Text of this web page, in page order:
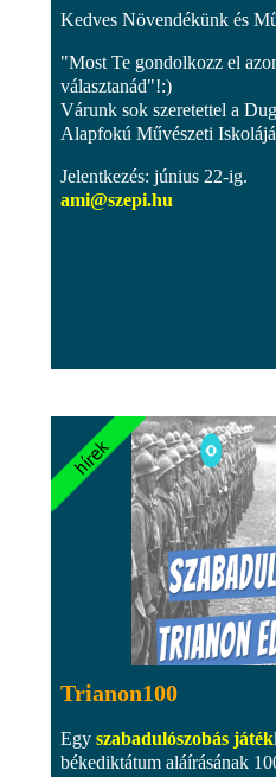
Kedves Növendékünk és
"Most Te gondolkozz el
választanád"!:)
Várunk sok szeretettel a
Alapfokú Művészeti
Jelentkezés: június 22-ig.
ami@szepi.hu
Trianon100
Egy szabadulószobás játék
békediktátum aláírásának